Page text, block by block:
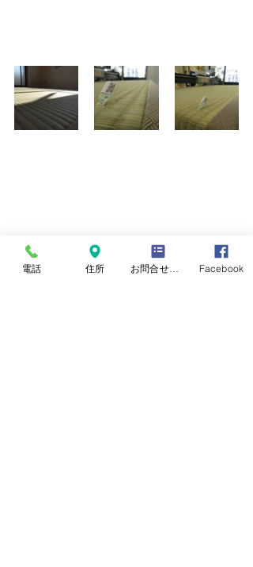
電話 住所 お問合せフォーム Facebook